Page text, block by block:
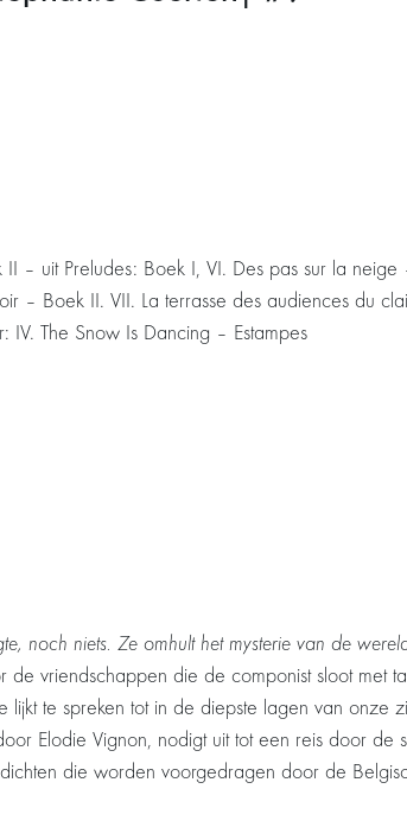
– uit Preludes: Boek I, VI. Des pas sur la neige
– Boek II. VII. La terrasse des audiences du
IV. The Snow Is Dancing – Estampes
noch niets. Ze omhult het mysterie van de
de vriendschappen die de componist sloot met
lijkt te spreken tot in de diepste lagen van onze
Elodie Vignon, nodigt uit tot een reis door de
die worden voorgedragen door de